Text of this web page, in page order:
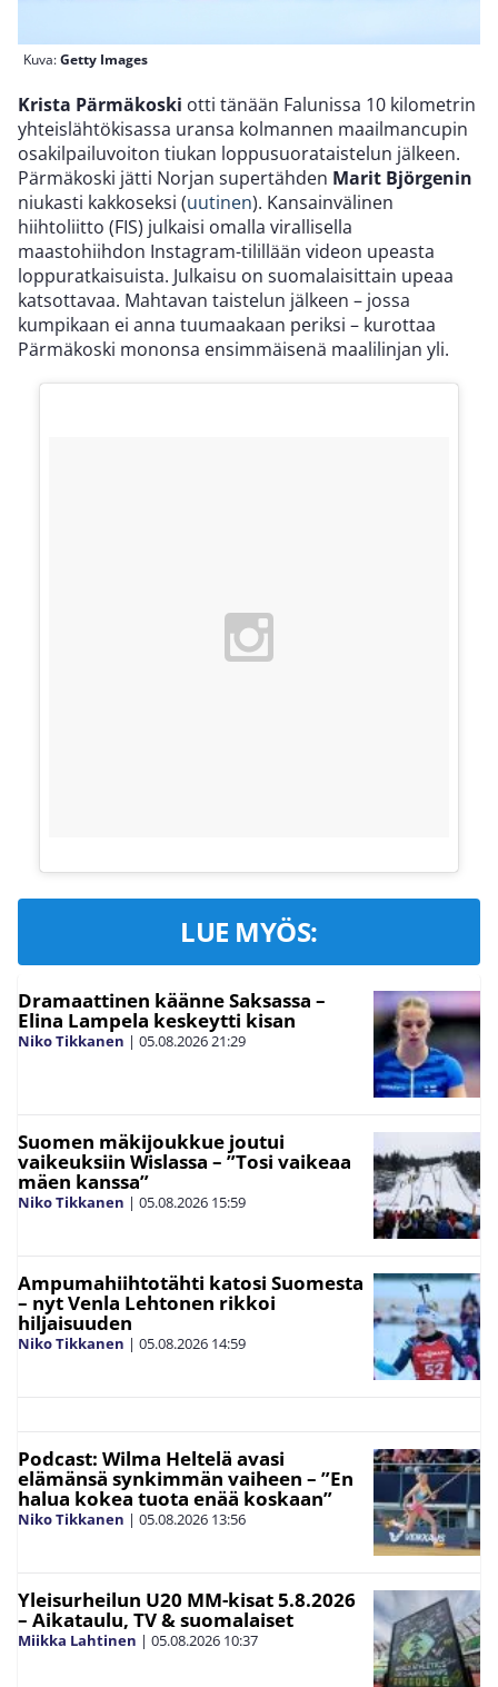
Kuva:Getty Images
Krista Pärmäkoski otti tänään Falunissa 10 kilometrin
yhteislähtökisassa uransa kolmannen maailmancupin
osakilpailuvoiton tiukan loppusuorataistelun jälkeen.
Pärmäkoski jätti Norjan supertähden Marit Björgenin
niukasti kakkoseksi (uutinen). Kansainvälinen
hiihtoliitto (FIS) julkaisi omalla virallisella
maastohiihdon Instagram-tilillään videon upeasta
loppuratkaisuista. Julkaisu on suomalaisittain upeaa
katsottavaa. Mahtavan taistelun jälkeen – jossa
kumpikaan ei anna tuumaakaan periksi – kurottaa
Pärmäkoski mononsa ensimmäisenä maalilinjan yli.
LUE MYÖS:
Dramaattinen käänne Saksassa –
Elina Lampela keskeytti kisan
Niko Tikkanen | 05.08.202621:29
Suomen mäkijoukkue joutui
vaikeuksiin Wislassa – ”Tosi vaikeaa
mäen kanssa”
Niko Tikkanen | 05.08.2026 15:59
Ampumahiihtotähti katosi Suomesta
– nyt Venla Lehtonen rikkoi
hiljaisuuden
Niko Tikkanen | 05.08.2026 14:59
Podcast: Wilma Heltelä avasi
elämänsä synkimmän vaiheen – ”En
halua kokea tuota enää koskaan”
Niko Tikkanen | 05.08.2026 13:56
Yleisurheilun U20 MM-kisat 5.8.2026
– Aikataulu, TV & suomalaiset
Miikka Lahtinen | 05.08.2026 10:37